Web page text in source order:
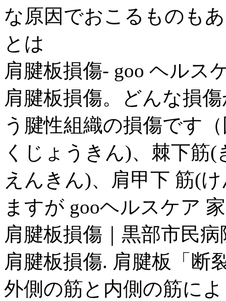
な原因でおこるものも
とは
肩腱板損傷- goo ヘルス
肩腱板損傷。どんな損
う腱性組織の損傷です
くじょうきん)、棘下筋
えんきん)、肩甲下 筋(
ますが gooヘルスケア
肩腱板損傷｜黒部市民病
肩腱板損傷. 肩腱板「断
外側の筋と内側の筋に